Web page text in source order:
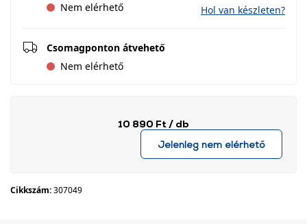
Nem elérhető
Hol van készleten?
Csomagponton átvehető
Nem elérhető
10 890 Ft / db
Jelenleg nem elérhető
Cikkszám:307049